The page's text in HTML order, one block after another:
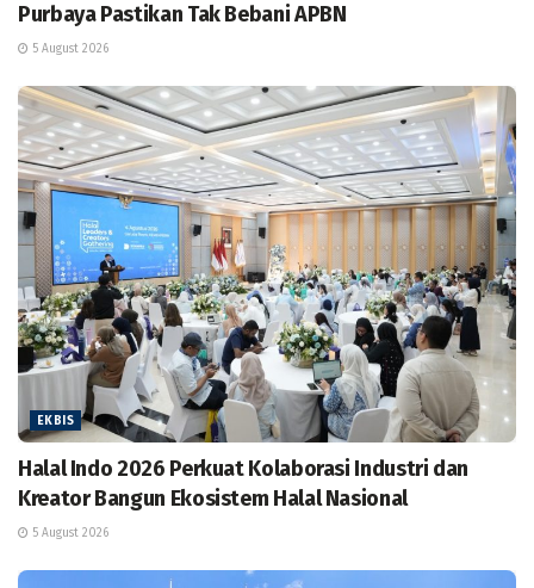
Purbaya Pastikan Tak Bebani APBN
5 August 2026
EKBIS
Halal Indo 2026 Perkuat Kolaborasi Industri dan
Kreator Bangun Ekosistem Halal Nasional
5 August 2026